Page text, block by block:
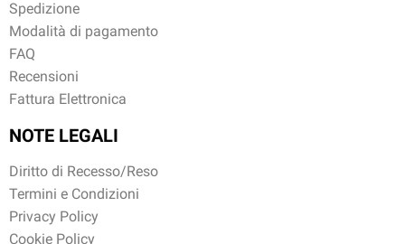
Spedizione
Modalità di pagamento
FAQ
Recensioni
Fattura Elettronica
NOTE LEGALI
Diritto di Recesso/Reso
Termini e Condizioni
Privacy Policy
Cookie Policy